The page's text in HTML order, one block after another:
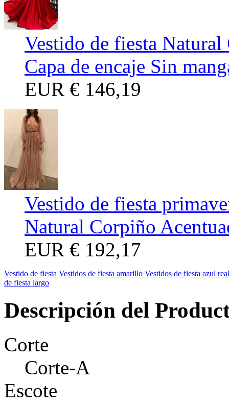
Vestido de fiesta
Capa de encaje Sin
EUR € 146,19
Vestido de fiesta
Natural Corpiño
EUR € 192,17
Vestido de fiesta Vestidos de fiesta amarillo Vestidos de fiesta azul real
de fiesta largo
Descripción del
Corte
Corte-A
Escote